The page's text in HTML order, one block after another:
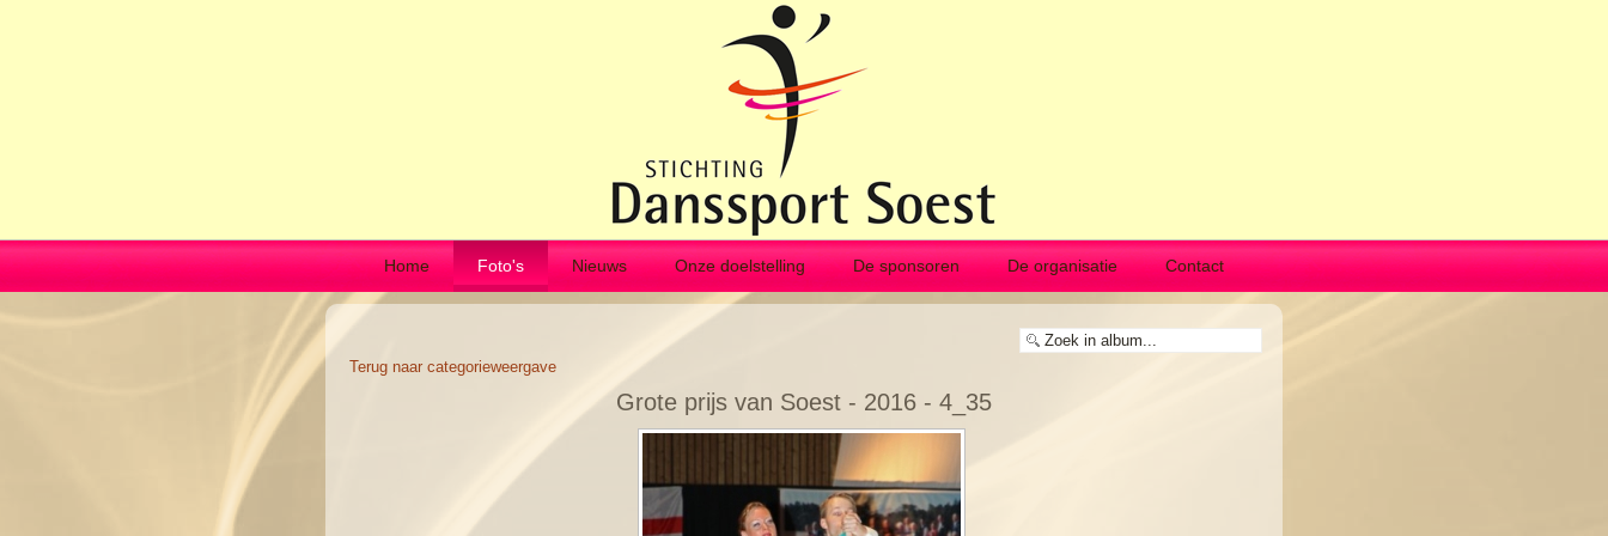
Home Foto's Nieuws Onze doelstelling De sponsoren De organisatie Contact
Terug naar categorieweergave
Grote prijs van Soest - 2016 - 4_35